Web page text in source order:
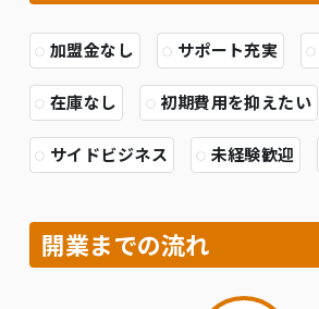
加盟金なし サポート充実
在庫なし 初期費用を抑えたい
サイドビジネス 未経験歓迎
開業までの流れ